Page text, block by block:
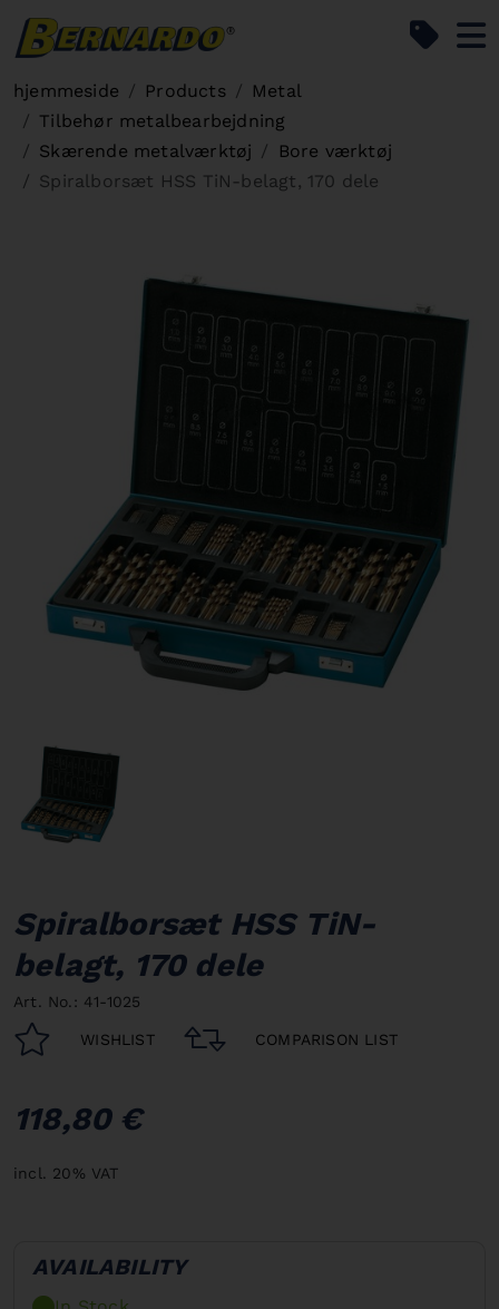
hjemmeside Products
Metal
Tilbehør metalbearbejdning
Skærende metalværktøj
Bore værktøj
Spiralborsæt HSS TiN-belagt, 170 dele
Spiralborsæt HSS TiN-
belagt, 170 dele
Art. No.: 41-1025
WISHLIST COMPARISON LIST
118,80 €
incl. 20% VAT
AVAILABILITY